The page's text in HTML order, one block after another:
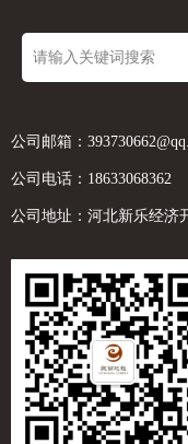
公司邮箱：
公司电话：18633068362
公司地址：河北新乐经济